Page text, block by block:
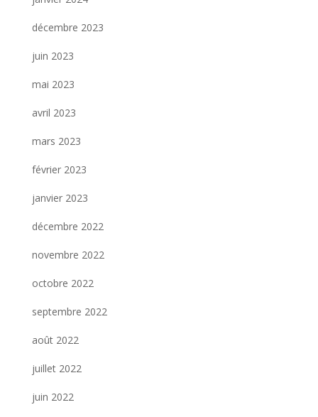
décembre 2023
juin 2023
mai 2023
avril 2023
mars 2023
février 2023
janvier 2023
décembre 2022
novembre 2022
octobre 2022
septembre 2022
août 2022
juillet 2022
juin 2022